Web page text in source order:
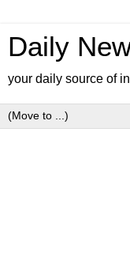
Daily
your daily source of